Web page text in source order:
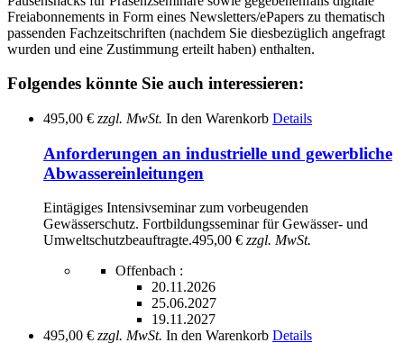
Freiabonnements in Form eines Newsletters/ePapers zu thematisch
passenden Fachzeitschriften (nachdem Sie diesbezüglich angefragt
wurden und eine Zustimmung erteilt haben) enthalten.
Folgendes könnte Sie auch interessieren:
495,00 € zzgl. MwSt. In den Warenkorb Details
Anforderungen an industrielle und gewerbliche
Abwassereinleitungen
Eintägiges Intensivseminar zum vorbeugenden
Gewässerschutz. Fortbildungsseminar für Gewässer- und
Umweltschutzbeauftragte.495,00 € zzgl. MwSt.
Offenbach :
20.11.2026
25.06.2027
19.11.2027
495,00 € zzgl. MwSt. In den Warenkorb Details